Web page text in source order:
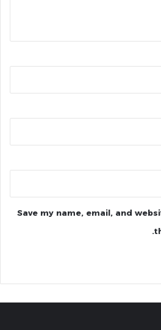
Save my name, email, and